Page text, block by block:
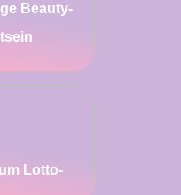
Beauty-
Lotto-